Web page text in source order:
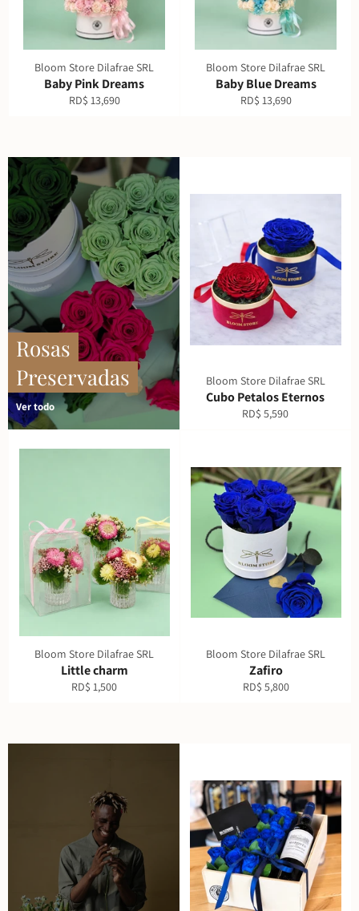
Bloom Store Dilafrae SRL
Baby Pink Dreams
Precio
RD$ 13,690
Bloom Store Dilafrae SRL
Baby Blue Dreams
Precio
RD$ 13,690
Rosas
Preservadas
Ver todo
Bloom Store Dilafrae SRL
Cubo Petalos Eternos
Precio
RD$ 5,590
Bloom Store Dilafrae SRL
Little charm
Precio
RD$ 1,500
Bloom Store Dilafrae SRL
Zafiro
Precio
RD$ 5,800